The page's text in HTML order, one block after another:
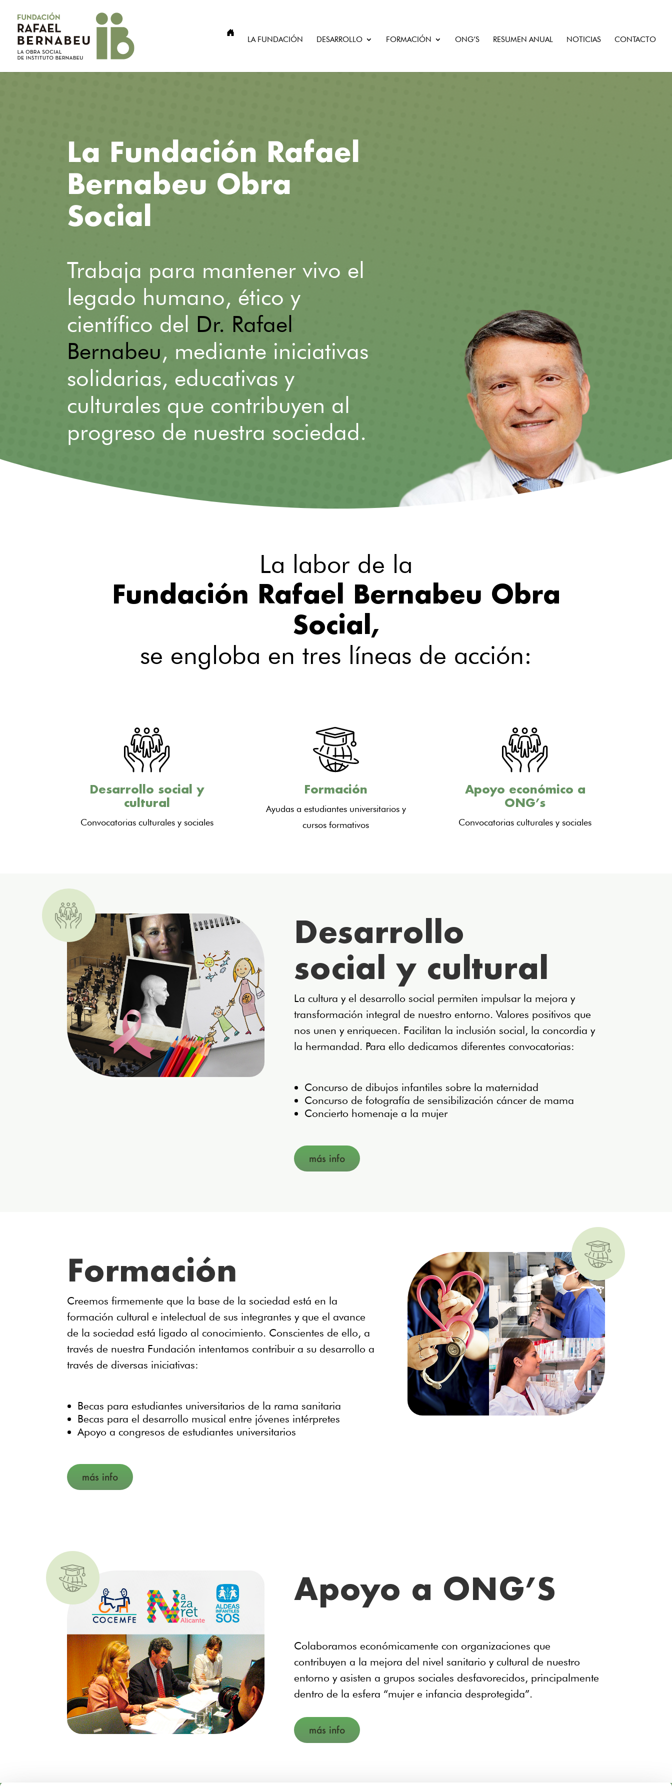
LA FUNDACIÓN DESARROLLO FORMACIÓN ONG’S RESUMEN ANUAL NOTICIAS CONTACTO
La Fundación Rafael
Bernabeu Obra
Social
Trabaja para mantener vivo el
legado humano, ético y
científico del Dr. Rafael
Bernabeu, mediante iniciativas
solidarias, educativas y
culturales que contribuyen al
progreso de nuestra sociedad.
La labor de la
Fundación Rafael Bernabeu Obra
Social,
se engloba en tres líneas de acción:
Desarrollo social y
cultural
Convocatorias culturales y sociales
Formación
Ayudas a estudiantes universitarios y
cursos formativos
Apoyo económico a
ONG’s
Convocatorias culturales y sociales
Desarrollo
social y cultural
La cultura y el desarrollo social permiten impulsar la mejora y
transformación integral de nuestro entorno. Valores positivos que
nos unen y enriquecen. Facilitan la inclusión social, la concordia y
la hermandad. Para ello dedicamos diferentes convocatorias:
Concurso de dibujos infantiles sobre la maternidad
Concurso de fotografía de sensibilización cáncer de mama
Concierto homenaje a la mujer
más info
Formación
Creemos firmemente que la base de la sociedad está en la
formación cultural e intelectual de sus integrantes y que el avance
de la sociedad está ligado al conocimiento. Conscientes de ello, a
través de nuestra Fundación intentamos contribuir a su desarrollo a
través de diversas iniciativas:
Becas para estudiantes universitarios de la rama sanitaria
Becas para el desarrollo musical entre jóvenes intérpretes
Apoyo a congresos de estudiantes universitarios
más info
Apoyo a ONG’S
Colaboramos económicamente con organizaciones que
contribuyen a la mejora del nivel sanitario y cultural de nuestro
entorno y asisten a grupos sociales desfavorecidos, principalmente
dentro de la esfera “mujer e infancia desprotegida”.
más info